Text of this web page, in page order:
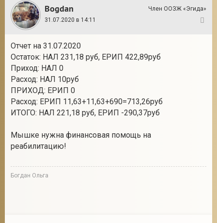
Bogdan
Член ООЗЖ «Эгида»
31.07.2020 в 14:11
Отчет на 31.07.2020
Остаток: НАЛ 231,18 руб, ЕРИП 422,89руб
Приход: НАЛ 0
Расход: НАЛ 10руб
ПРИХОД: ЕРИП 0
Расход: ЕРИП 11,63+11,63+690=713,26руб
ИТОГО: НАЛ 221,18 руб, ЕРИП -290,37руб
Мышке нужна финансовая помощь на
реабилитацию!
Богдан Ольга